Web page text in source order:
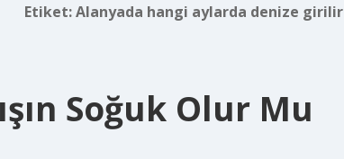
Etiket:Alanyada hangi aylarda denize girilir
Soğuk Olur Mu